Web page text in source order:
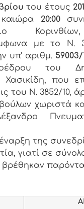
του έτους
καιώρα 20:00
με το Ν.
υπ’ αριθμ. 59003/
του
που
του Ν. 3852/10,
χωριστά
της
γιατί σε
βρέθηκαν παρόντα